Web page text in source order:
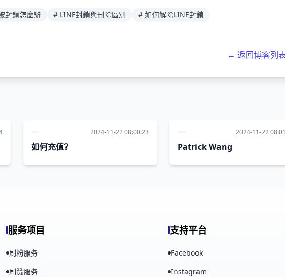
封鎖怎麼辦 # LINE封鎖與刪除區別
# 如何解除LINE封鎖
← 返回博客列
2024-11-22 08:00:23
如何充值？
2024-11-22
Patrick Wang
服务项目
刷粉服务
刷赞服务
支持平台
Facebook
Instagram